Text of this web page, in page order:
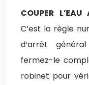
COUPER
C’est la règle
d’arrêt
fermez-le
robinet pour